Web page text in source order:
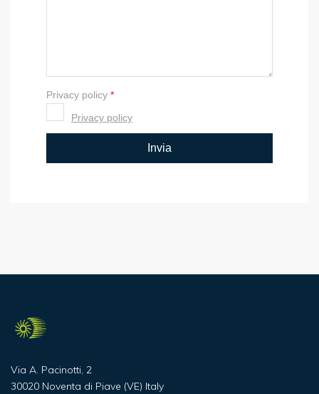
Via A. Pacinotti, 2
30020 Noventa di Piave (VE) Italy